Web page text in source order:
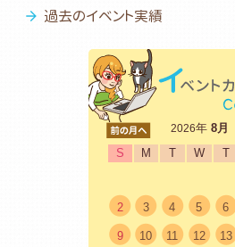
過去のイベント実績
2026年8月
S
M T W T
2 3 4 5 6
9 10 11 12 13